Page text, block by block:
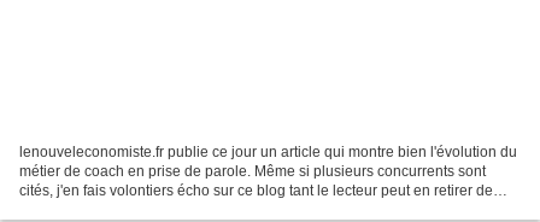
lenouveleconomiste.fr publie ce jour un article qui montre bien l'évolution du
métier de coach en prise de parole. Même si plusieurs concurrents sont
cités, j'en fais volontiers écho sur ce blog tant le lecteur peut en retirer de